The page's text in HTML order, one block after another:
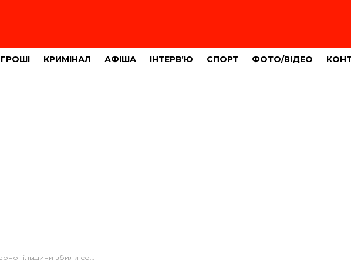
ГРОШІ КРИМІНАЛ АФІША ІНТЕРВ’Ю СПОРТ ФОТО/ВІДЕО
вбили сонного у бліндажі